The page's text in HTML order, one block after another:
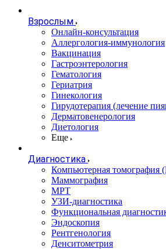
Взрослым
Онлайн-консультация
Аллергология-иммунология
Вакцинация
Гастроэнтерология
Гематология
Гериатрия
Гинекология
Гирудотерапия (лечение
Дерматовенерология
Диетология
Еще
Диагностика
Компьютерная томография
Маммография
МРТ
УЗИ-диагностика
Функциональная
Эндоскопия
Рентгенология
Денситометрия